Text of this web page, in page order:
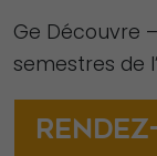
Ge Découvre
semestres de